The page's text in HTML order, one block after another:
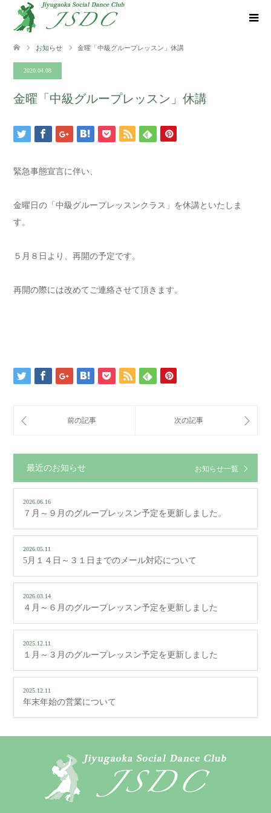
お知らせ 金曜「中級グループレッスン」休講
2020.04.08
金曜「中級グループレッスン」休講
緊急事態宣言に伴い、
金曜日の「中級グループレッスンクラス」を休講といたしま
す。
５月８日より、再開の予定です。
再開の際には改めてご連絡させて頂きます。
最近のお知らせ お知らせ一覧
2026.06.16
７月～９月のグループレッスン予定を更新しました。
2026.05.11
5月１４日～３１日までのメール対応について
2026.03.14
４月～６月のグループレッスン予定を更新しました
2025.12.11
１月～３月のグループレッスン予定を更新しました
2025.12.11
年末年始の営業について